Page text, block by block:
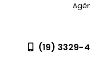
(19) 3329-